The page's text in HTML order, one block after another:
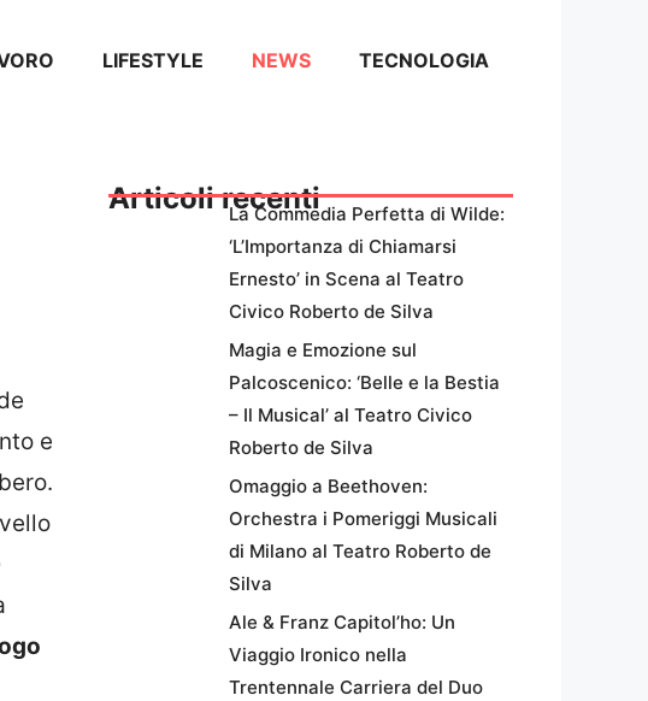
LIFESTYLE NEWS TECNOLOGIA
e
Articoli recentiLa Commedia Perfetta di Wilde:
‘L’Importanza di Chiamarsi
Ernesto’ in Scena al Teatro
Civico Roberto de Silva
Magia e Emozione sul
Palcoscenico: ‘Belle e la Bestia
– Il Musical’ al Teatro Civico
Roberto de Silva
Omaggio a Beethoven:
Orchestra i Pomeriggi Musicali
di Milano al Teatro Roberto de
Silva
Ale & Franz Capitol’ho: Un
Viaggio Ironico nella
Trentennale Carriera del Duo